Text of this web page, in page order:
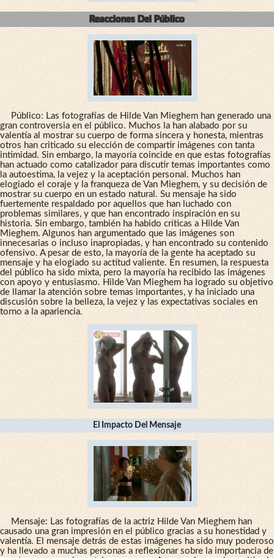
Reacciones Del Público
Público: Las fotografías de Hilde Van Mieghem han generado una
gran controversia en el público. Muchos la han alabado por su
valentía al mostrar su cuerpo de forma sincera y honesta, mientras
otros han criticado su elección de compartir imágenes con tanta
intimidad. Sin embargo, la mayoría coincide en que estas fotografías
han actuado como catalizador para discutir temas importantes como
la autoestima, la vejez y la aceptación personal. Muchos han
elogiado el coraje y la franqueza de Van Mieghem, y su decisión de
mostrar su cuerpo en un estado natural. Su mensaje ha sido
fuertemente respaldado por aquellos que han luchado con
problemas similares, y que han encontrado inspiración en su
historia. Sin embargo, también ha habido críticas a Hilde Van
Mieghem. Algunos han argumentado que las imágenes son
innecesarias o incluso inapropiadas, y han encontrado su contenido
ofensivo. A pesar de esto, la mayoría de la gente ha aceptado su
mensaje y ha elogiado su actitud valiente. En resumen, la respuesta
del público ha sido mixta, pero la mayoría ha recibido las imágenes
con apoyo y entusiasmo. Hilde Van Mieghem ha logrado su objetivo
de llamar la atención sobre temas importantes, y ha iniciado una
discusión sobre la belleza, la vejez y las expectativas sociales en
torno a la apariencia.
El Impacto Del Mensaje
Mensaje: Las fotografías de la actriz Hilde Van Mieghem han
causado una gran impresión en el público gracias a su honestidad y
valentía. El mensaje detrás de estas imágenes ha sido muy poderoso
y ha llevado a muchas personas a reflexionar sobre la importancia de